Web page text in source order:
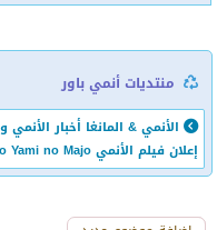
منتديات أنمي باور
الأنمي & المانغا أخبار الأنمي
إعلان فيلم الأنمي Rakudai Majo: Fuuka to Yami no Majo